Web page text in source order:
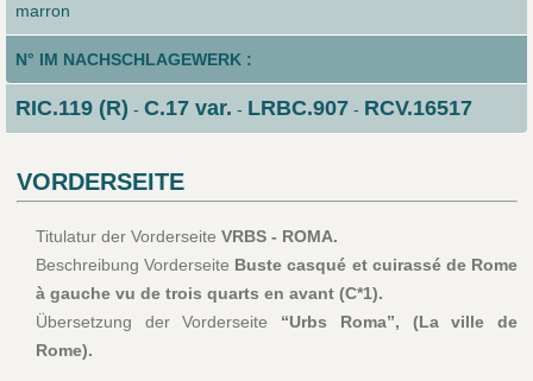
marron
N° IM NACHSCHLAGEWERK :
RIC.119 (R) - C.17 var. - LRBC.907- RCV.16517
VORDERSEITE
Titulatur der Vorderseite VRBS - ROMA.
Beschreibung Vorderseite Buste casqué et cuirassé de Rome
à gauche vu de trois quarts en avant (C*1).
Übersetzung der Vorderseite “Urbs Roma”, (La ville de
Rome).